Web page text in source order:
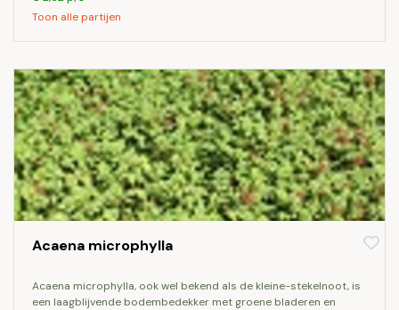
Toon alle partijen
Acaena microphylla
acaena microphylla, ook wel bekend als de kleine-stekelnoot, is
een laagblijvende bodembedekker met groene bladeren en